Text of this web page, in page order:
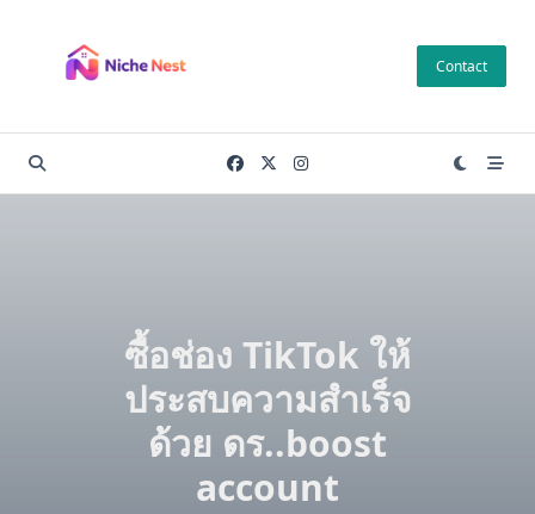
content
Contact
ซื้อช่อง TikTok ให้
ประสบความสำเร็จ
ด้วย ดร..boost
account